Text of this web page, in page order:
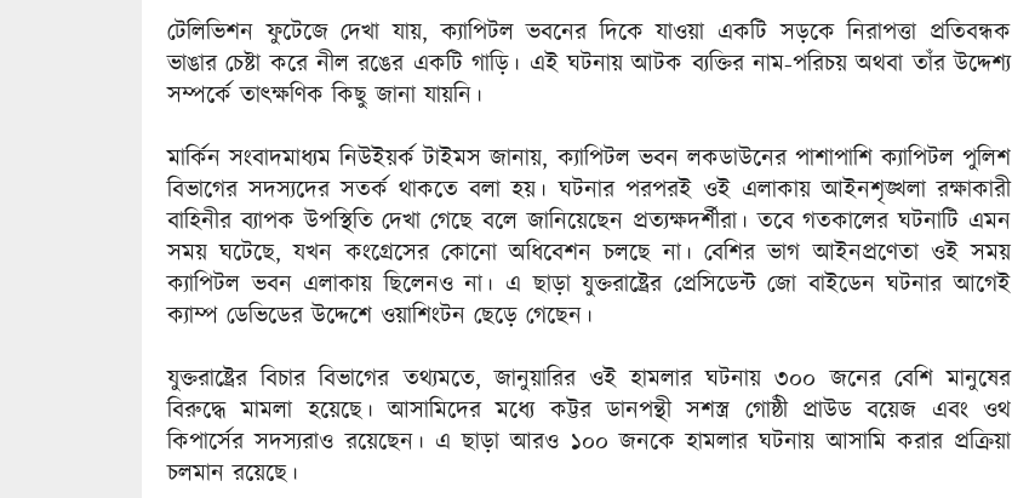
টেলিভিশন ফুটেজে দেখা যায়, ক্যাপিটল ভবনের দিকে যাওয়া একটি সড়কে নিরাপত্তা প্রতিবন্ধক
ভাঙার চেষ্টা করে নীল রঙের একটি গাড়ি। এই ঘটনায় আটক ব্যক্তির নাম-পরিচয় অথবা তাঁর উদ্দেশ্য
সম্পর্কে তাৎক্ষণিক কিছু জানা যায়নি।
মার্কিন সংবাদমাধ্যম নিউইয়র্ক টাইমস জানায়, ক্যাপিটল ভবন লকডাউনের পাশাপাশি ক্যাপিটল পুলিশ
বিভাগের সদস্যদের সতর্ক থাকতে বলা হয়। ঘটনার পরপরই ওই এলাকায় আইনশৃঙ্খলা রক্ষাকারী
বাহিনীর ব্যাপক উপস্থিতি দেখা গেছে বলে জানিয়েছেন প্রত্যক্ষদর্শীরা। তবে গতকালের ঘটনাটি এমন
সময় ঘটেছে, যখন কংগ্রেসের কোনো অধিবেশন চলছে না। বেশির ভাগ আইনপ্রণেতা ওই সময়
ক্যাপিটল ভবন এলাকায় ছিলেনও না। এ ছাড়া যুক্তরাষ্ট্রের প্রেসিডেন্ট জো বাইডেন ঘটনার আগেই
ক্যাম্প ডেভিডের উদ্দেশে ওয়াশিংটন ছেড়ে গেছেন।
যুক্তরাষ্ট্রের বিচার বিভাগের তথ্যমতে, জানুয়ারির ওই হামলার ঘটনায় ৩০০ জনের বেশি মানুষের
বিরুদ্ধে মামলা হয়েছে। আসামিদের মধ্যে কট্টর ডানপন্থী সশস্ত্র গোষ্ঠী প্রাউড বয়েজ এবং ওথ
কিপার্সের সদস্যরাও রয়েছেন। এ ছাড়া আরও ১০০ জনকে হামলার ঘটনায় আসামি করার প্রক্রিয়া
চলমান রয়েছে।